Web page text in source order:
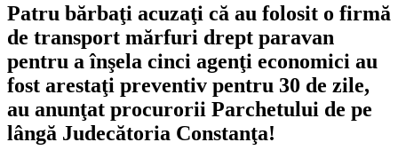
Patru bărbaţi acuzaţi că au folosit o firmă
de transport mărfuri drept paravan
pentru a înşela cinci agenţi economici au
fost arestaţi preventiv pentru 30 de zile,
au anunţat procurorii Parchetului de pe
lângă Judecătoria Constanţa!